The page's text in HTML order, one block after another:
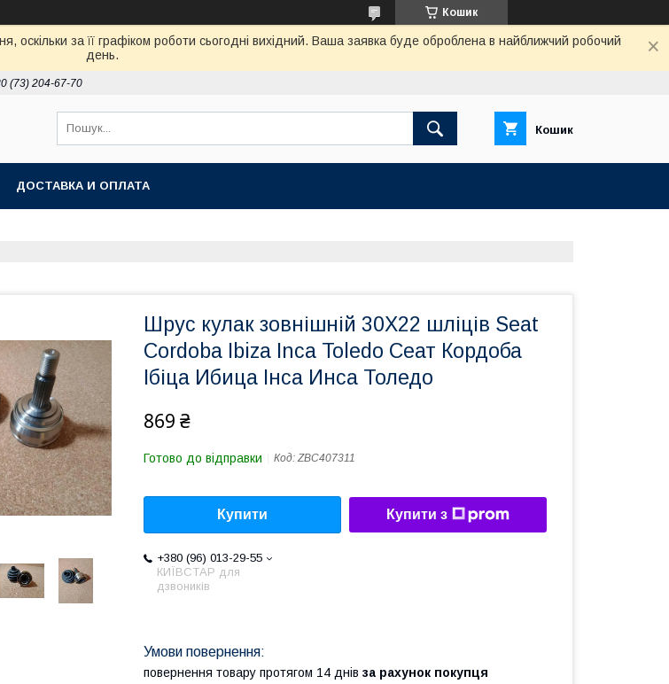
Кошик
за її графіком роботи сьогодні вихідний. Ваша заявка буде оброблена в найближчий робочий
день.
(73) 204-67-70
Кошик
ДОСТАВКА И ОПЛАТА
Шрус кулак зовнішній 30Х22 шліців Seat
Cordoba Ibiza Inca Toledo Сеат Кордоба
Ібіца Ибица Інса Инса Толедо
869 ₴
Готово до відправки Код: ZBC407311
Купити Купити з
+380 (96) 013-29-55
КИЇВСТАР для
дзвоників
повернення товару протягом 14 днів за рахунок покупця